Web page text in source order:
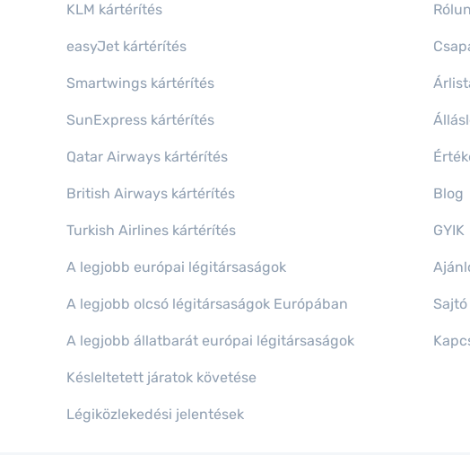
KLM kártérítés
easyJet kártérítés
Smartwings kártérítés
SunExpress kártérítés
Qatar Airways kártérítés
British Airways kártérítés
Turkish Airlines kártérítés
A legjobb európai légitársaságok
A legjobb olcsó légitársaságok Európában
A legjobb állatbarát európai légitársaságok
Késleltetett járatok követése
Légiközlekedési jelentések
Blog
GYIK
Sajtó